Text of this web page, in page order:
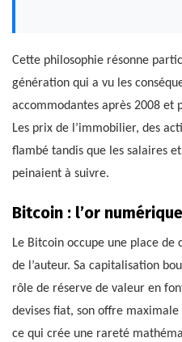
Cette philosophie résonne
génération qui a vu les
accommodantes après 2008 et
Les prix de l’immobilier, des
flambé tandis que les salaires
peinaient à suivre.
Bitcoin : l’or
Le Bitcoin occupe une place de
de l’auteur. Sa capitalisation
rôle de réserve de valeur en
devises fiat, son offre
ce qui crée une rareté